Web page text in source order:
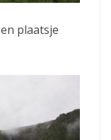
plaatsje